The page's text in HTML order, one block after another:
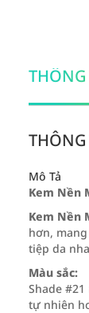
Mô Tả
Kem Nền
Kem Nền
hơn,
tiệp da
Màu sắc:
Shade
tự nhiên